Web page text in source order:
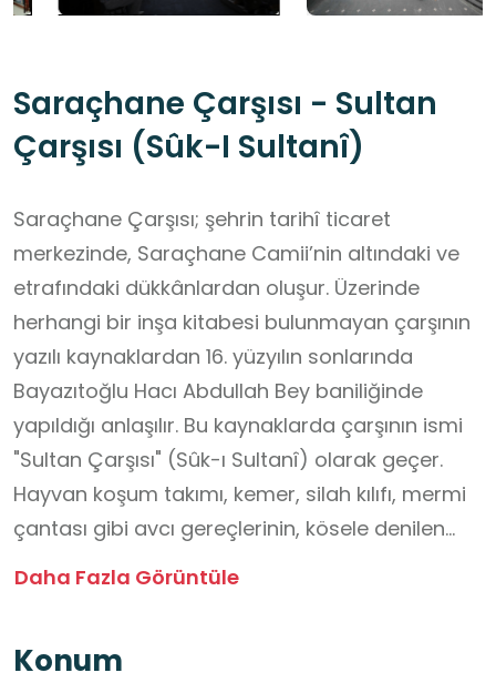
Saraçhane Çarşısı - Sultan
Çarşısı (Sûk-I Sultanî)
Saraçhane Çarşısı; şehrin tarihî ticaret
merkezinde, Saraçhane Camii’nin altındaki ve
etrafındaki dükkânlardan oluşur. Üzerinde
herhangi bir inşa kitabesi bulunmayan çarşının
yazılı kaynaklardan 16. yüzyılın sonlarında
Bayazıtoğlu Hacı Abdullah Bey baniliğinde
yapıldığı anlaşılır. Bu kaynaklarda çarşının ismi
"Sultan Çarşısı" (Sûk-ı Sultanî) olarak geçer.
Hayvan koşum takımı, kemer, silah kılıfı, mermi
çantası gibi avcı gereçlerinin, kösele denilen
kalın deri veya normal ince deriden yapıldığı el
dolayı saraççılığın eski Türk sanatları arasında
Daha Fazla Görüntüle
Konum